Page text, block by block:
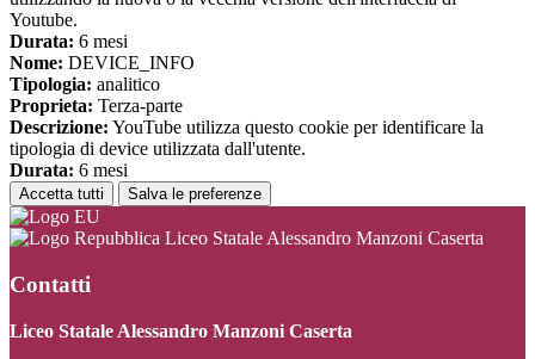
Youtube.
Durata: 6 mesi
Nome: DEVICE_INFO
Tipologia: analitico
Proprieta: Terza-parte
Descrizione: YouTube utilizza questo cookie per identificare la
tipologia di device utilizzata dall'utente.
Durata: 6 mesi
Accetta tutti Salva le preferenze
Liceo Statale Alessandro Manzoni Caserta
Contatti
Liceo Statale Alessandro Manzoni Caserta